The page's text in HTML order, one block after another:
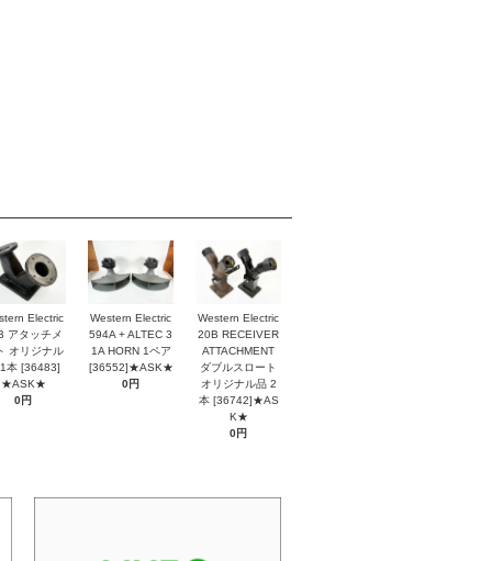
Electric
アタッチメ
オリジナル
本 [36483]
★ASK★
0円
Western Electric
594A + ALTEC 3
1A HORN 1ペア
[36552]★ASK★
0円
Western Electric
20B RECEIVER
ATTACHMENT
ダブルスロート
オリジナル品 2
本 [36742]★AS
K★
0円